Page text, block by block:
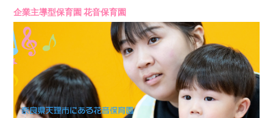
企業主導型保育園 花音保育園